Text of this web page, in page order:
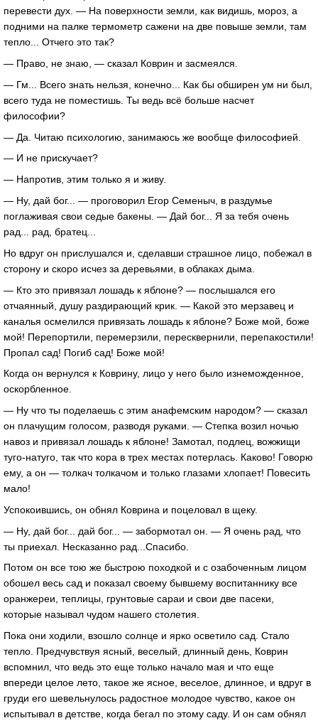
перевести дух. — На поверхности земли, как видишь, мороз, а
подними на палке термометр сажени на две повыше земли, там
тепло... Отчего это так?
— Право, не знаю, — сказал Коврин и засмеялся.
— Гм... Всего знать нельзя, конечно... Как бы обширен ум ни был,
всего туда не поместишь. Ты ведь всё больше насчет
философии?
— Да. Читаю психологию, занимаюсь же вообще философией.
— И не прискучает?
— Напротив, этим только я и живу.
— Ну, дай бог... — проговорил Егор Семеныч, в раздумье
поглаживая свои седые бакены. — Дай бог... Я за тебя очень
рад... рад, братец...
Но вдруг он прислушался и, сделавши страшное лицо, побежал в
сторону и скоро исчез за деревьями, в облаках дыма.
— Кто это привязал лошадь к яблоне? — послышался его
отчаянный, душу раздирающий крик. — Какой это мерзавец и
каналья осмелился привязать лошадь к яблоне? Боже мой, боже
мой! Перепортили, перемерзили, пересквернили, перепакостили!
Пропал сад! Погиб сад! Боже мой!
Когда он вернулся к Коврину, лицо у него было изнеможденное,
оскорбленное.
— Ну что ты поделаешь с этим анафемским народом? — сказал
он плачущим голосом, разводя руками. — Степка возил ночью
навоз и привязал лошадь к яблоне! Замотал, подлец, вожжищи
туго-натуго, так что кора в трех местах потерлась. Каково! Говорю
ему, а он — толкач толкачом и только глазами хлопает! Повесить
мало!
Успокоившись, он обнял Коврина и поцеловал в щеку.
— Ну, дай бог... дай бог... — забормотал он. — Я очень рад, что
ты приехал. Несказанно рад...Спасибо.
Потом он все тою же быстрою походкой и с озабоченным лицом
обошел весь сад и показал своему бывшему воспитаннику все
оранжереи, теплицы, грунтовые сараи и свои две пасеки,
которые называл чудом нашего столетия.
Пока они ходили, взошло солнце и ярко осветило сад. Стало
тепло. Предчувствуя ясный, веселый, длинный день, Коврин
вспомнил, что ведь это еще только начало мая и что еще
впереди целое лето, такое же ясное, веселое, длинное, и вдруг в
груди его шевельнулось радостное молодое чувство, какое он
испытывал в детстве, когда бегал по этому саду. И он сам обнял